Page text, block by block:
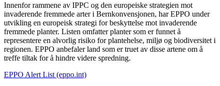
Innenfor rammene av IPPC og den europeiske strategien mot
invaderende fremmede arter i Bernkonvensjonen, har EPPO under
utvikling en europeisk strategi for beskyttelse mot invaderende
fremmede planter. Listen omfatter planter som er funnet å
representere en alvorlig risiko for plantehelse, miljø og biodiversitet i
regionen. EPPO anbefaler land som er truet av disse artene om å
treffe tiltak for å hindre videre spredning.
EPPO Alert List (eppo.int)